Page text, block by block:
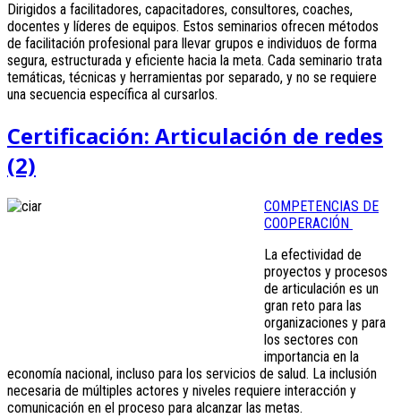
Dirigidos a facilitadores, capacitadores, consultores, coaches,
docentes y líderes de equipos. Estos seminarios ofrecen métodos
de facilitación profesional para llevar grupos e individuos de forma
segura, estructurada y eficiente hacia la meta. Cada seminario trata
temáticas, técnicas y herramientas por separado, y no se requiere
una secuencia específica al cursarlos.
Certificación: Articulación de redes
(2)
COMPETENCIAS DE
COOPERACIÓN
La efectividad de
proyectos y procesos
de articulación es un
gran reto para las
organizaciones y para
los sectores con
importancia en la
economía nacional, incluso para los servicios de salud. La inclusión
necesaria de múltiples actores y niveles requiere interacción y
comunicación en el proceso para alcanzar las metas.